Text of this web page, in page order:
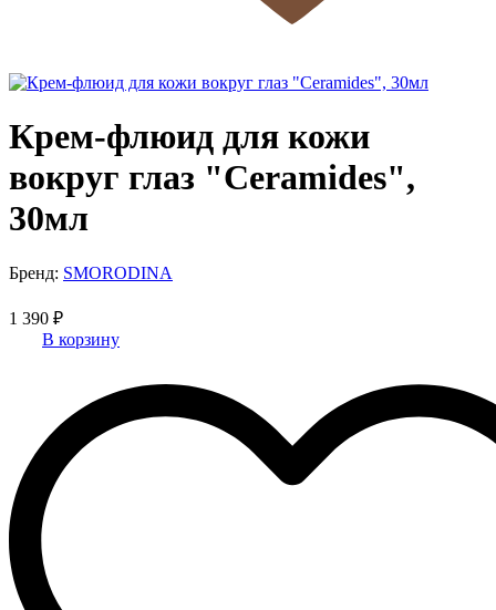
Крем-флюид для кожи
вокруг глаз "Ceramides",
30мл
Бренд: SMORODINA
1 390 ₽
В корзину